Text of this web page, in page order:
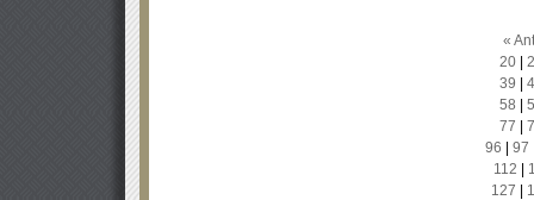
«
20|
39
58
77
96
97
112
127